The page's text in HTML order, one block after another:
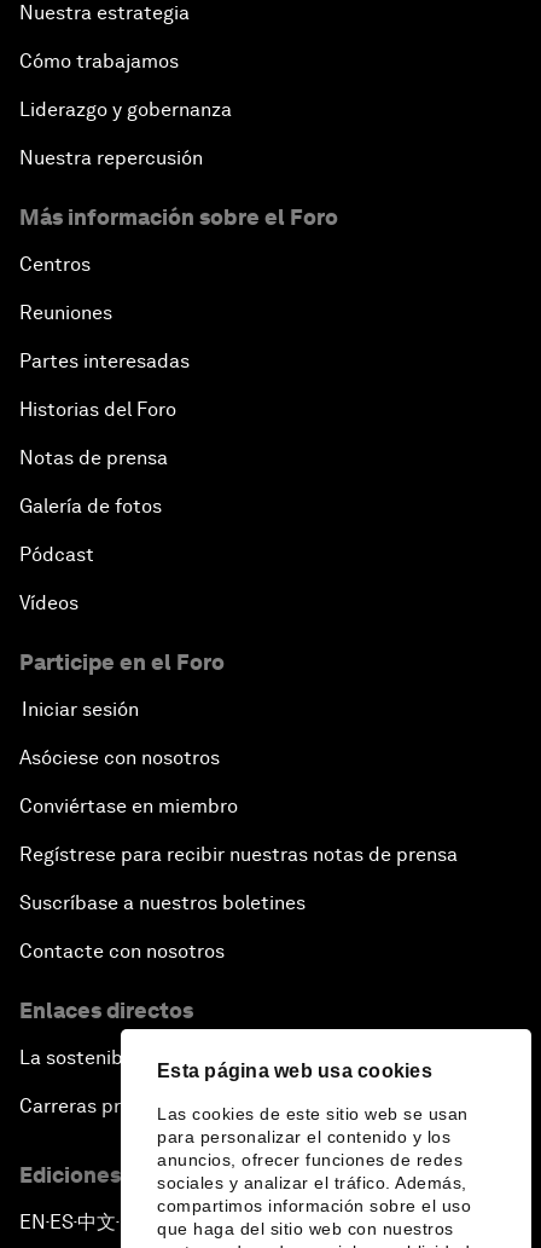
Esta página web usa cookies
Las cookies de este sitio web se usan
para personalizar el contenido y los
anuncios, ofrecer funciones de redes
sociales y analizar el tráfico. Además,
compartimos información sobre el uso
que haga del sitio web con nuestros
Nuestra estrategia
Cómo trabajamos
Liderazgo y gobernanza
Nuestra repercusión
Más información sobre el Foro
Centros
Reuniones
Partes interesadas
Historias del Foro
Notas de prensa
Galería de fotos
Pódcast
Vídeos
Participe en el Foro
Iniciar sesión
Asóciese con nosotros
Conviértase en miembro
Regístrese para recibir nuestras notas de prensa
Suscríbase a nuestros boletines
Contacte con nosotros
Enlaces directos
La sostenibilidad en el Foro
Carreras profesionales
Ediciones en otros idiomas
EN ▪ES▪中文▪ 日本語